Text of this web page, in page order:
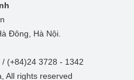
Đông, Hà Nội.
(+84)24 3728 - 1342
All rights reserved